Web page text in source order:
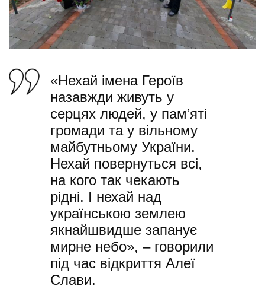
«Нехай імена Героїв
назавжди живуть у
серцях людей, у пам’яті
громади та у вільному
майбутньому України.
Нехай повернуться всі,
на кого так чекають
рідні. І нехай над
українською землею
якнайшвидше запанує
мирне небо», – говорили
під час відкриття Алеї
Слави.